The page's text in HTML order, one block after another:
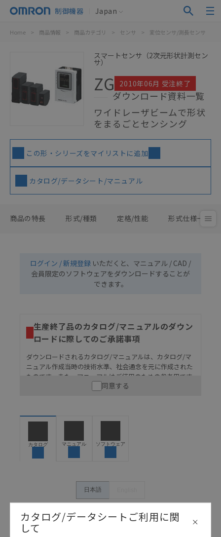
制御機器 Japan
Home > 商品情報 > 商品カテゴリ > センサ > 変位センサ/測長センサ
スマートセンサ（2次元形状計測セン
サ）
ZG 2010年06月 受注終了
ダウンロード資料一覧
ワイドレーザビームで形状
をまるごとセンシング
この形・シリーズをマイリストに追加
カタログ/データシート/マニュアル
商品の特長 形式/種類 定格/性能 形式仕様一覧
ログイン / 新規登録 いただくと、マニュアル / CAD /
会員限定のソフトウェアをダウンロードすることが
できます。
生産終了品のカタログ/マニュアルのダウン
ロードに際してのご承諾事項
ダウンロードされるカタログ/マニュアルは、カタログ/マ
ニュアル作成当時の技術水準、社会通念を元に作成された
ものです。また、マニュアルはご使用のための参考用です
ので、ご使用にあたっての安全性については十分にご配慮
うな用途に使用される場合には、システム全体として
保できるよう設計されていること、および本製品が全
ン事例は参考用ですので、ご採用に際しては機器・装
置の機能や安全性をご確認のうえご使用ください。・
のもそのまま記載しています。・誤字、脱字が含まれ
ている可能性がありますがご容赦ください。
同意する
カタログ マニュアル ソフトウェア
日本語
カタログ/データシートご利用に関
して